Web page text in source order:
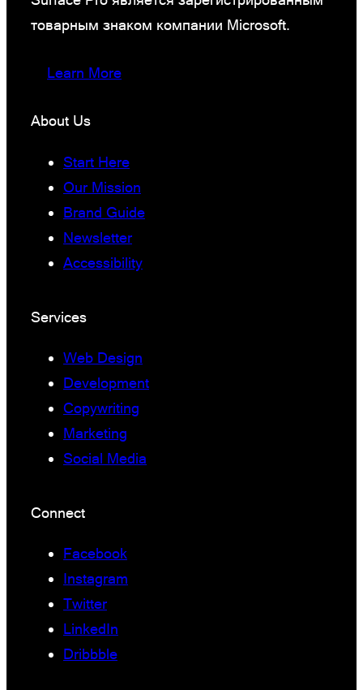
товарным знаком компании Microsoft.
Learn More
About Us
Start Here
Our Mission
Brand Guide
Newsletter
Accessibility
Services
Web Design
Development
Copywriting
Marketing
Social Media
Connect
Facebook
Instagram
Twitter
LinkedIn
Dribbble